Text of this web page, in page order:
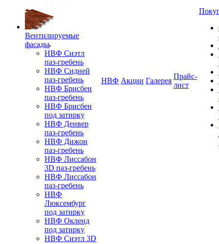
Вентилируемые
фасады
НВФ Сиэтл
паз-гребень
НВФ Сидней
паз-гребень
НВФ Брисбен
паз-гребень
НВФ Брисбен
под затирку
НВФ Денвер
паз-гребень
НВФ Дижон
паз-гребень
НВФ Лиссабон
3D паз-гребень
НВФ Лиссабон
паз-гребень
НВФ
Люксембург
под затирку
НВФ Окленд
под затирку
НВФ Сиэтл 3D
НВФ Акции Галерея
Прайс-
лист